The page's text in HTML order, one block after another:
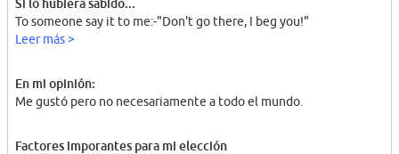
To someone say it to me:-"Don't go there, I beg you!"
Leer más >
En mi opinión:
Me gustó pero no necesariamente a todo el mundo.
Factores imporantes para mi elección